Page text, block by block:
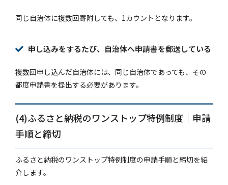
同じ自治体に複数回寄附しても、1カウントとなります。
申し込みをするたび、自治体へ申請書を郵送している
複数回申し込んだ自治体には、同じ自治体であっても、その
都度申請書を提出する必要があります。
(4)ふるさと納税のワンストップ特例制度｜申請
手順と締切
ふるさと納税のワンストップ特例制度の申請手順と締切を紹
介します。